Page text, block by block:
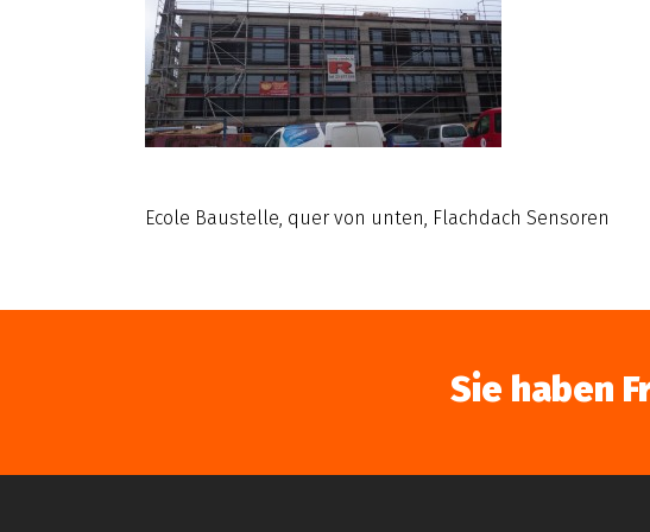
Ecole Baustelle, quer von unten, Flachdach Sensoren
Sie haben